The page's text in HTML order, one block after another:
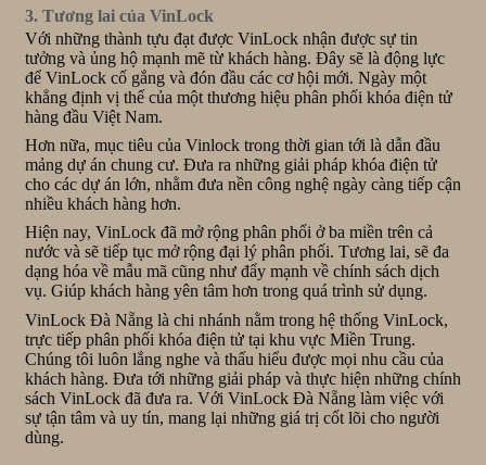
3. Tương lai của VinLock
Với những thành tựu đạt được VinLock nhận được sự tin
tưởng và ủng hộ mạnh mẽ từ khách hàng. Đây sẽ là động lực
để VinLock cố gắng và đón đầu các cơ hội mới. Ngày một
khẳng định vị thế của một thương hiệu phân phối khóa điện tử
hàng đầu Việt Nam.
Hơn nữa, mục tiêu của Vinlock trong thời gian tới là dẫn đầu
mảng dự án chung cư. Đưa ra những giải pháp khóa điện tử
cho các dự án lớn, nhằm đưa nền công nghệ ngày càng tiếp cận
nhiều khách hàng hơn.
Hiện nay, VinLock đã mở rộng phân phối ở ba miền trên cả
nước và sẽ tiếp tục mở rộng đại lý phân phối. Tương lai, sẽ đa
dạng hóa về mẫu mã cũng như đẩy mạnh về chính sách dịch
vụ. Giúp khách hàng yên tâm hơn trong quá trình sử dụng.
VinLock Đà Nẵng là chi nhánh nằm trong hệ thống VinLock,
trực tiếp phân phối khóa điện tử tại khu vực Miền Trung.
Chúng tôi luôn lắng nghe và thấu hiểu được mọi nhu cầu của
khách hàng. Đưa tới những giải pháp và thực hiện những chính
sách VinLock đã đưa ra. Với VinLock Đà Nẵng làm việc với
sự tận tâm và uy tín, mang lại những giá trị cốt lõi cho người
dùng.